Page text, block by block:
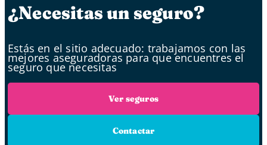
¿Necesitas un seguro?
Estás en el sitio adecuado: trabajamos con las
mejores aseguradoras para que encuentres el
seguro que necesitas
Ver seguros
Contactar